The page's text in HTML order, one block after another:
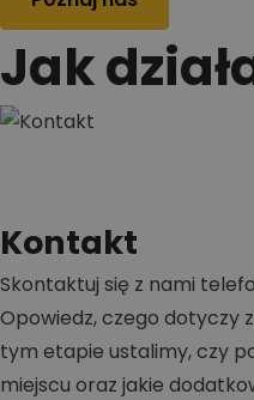
Jak
Kontakt
Skontaktuj się z nami
Opowiedz, czego dotyczy
tym etapie ustalimy, czy
miejscu oraz jakie